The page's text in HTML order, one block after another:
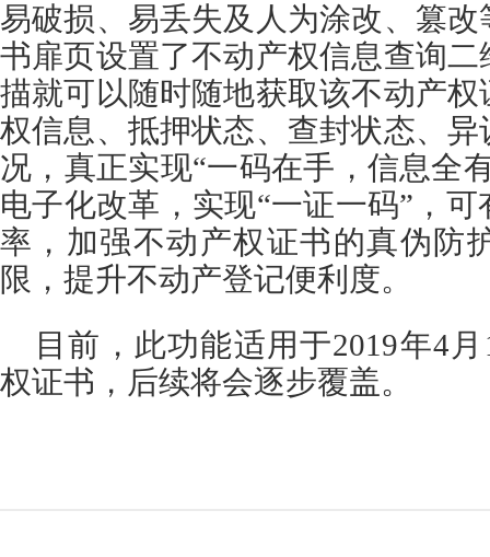
易破损、易丢失及人为涂改、篡
书扉页设置了不动产权信息查询
描就可以随时随地获取该不动产
权信息、抵押状态、查封状态、
况，真正实现“一码在手，信息全
电子化改革，实现“一证一码”，
率，加强不动产权证书的真伪防
限，提升不动产登记便利度。
目前，此功能适用于2019年4
权证书，后续将会逐步覆盖。